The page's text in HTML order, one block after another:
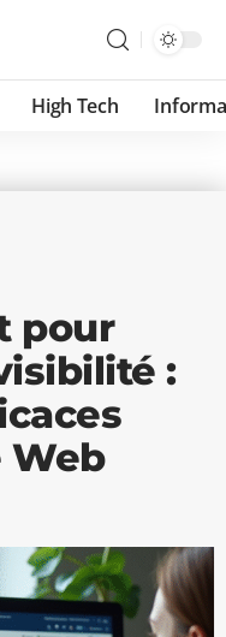
High Tech
pour
:
Web